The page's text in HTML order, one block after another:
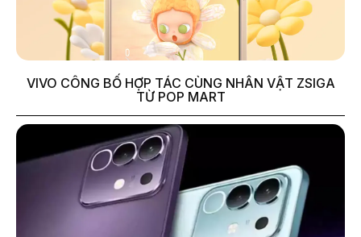
VIVO CÔNG BỐ HỢP TÁC CÙNG NHÂN VẬT ZSIGA
TỪ POP MART